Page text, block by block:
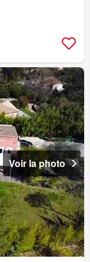
Voir la photo